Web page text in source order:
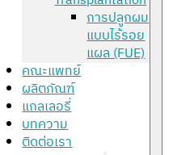
การปลูกผม
แบบไร้รอย
แผล (FUE)
คณะแพทย์
ผลิตภัณฑ์
แกลเลอรี่
บทความ
ติดต่อเรา